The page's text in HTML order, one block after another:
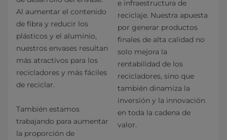
Al aumentar el contenido
de fibra y reducir los
plásticos y el aluminio,
nuestros envases resultan
más atractivos para los
recicladores y más fáciles
de reciclar.
También estamos
trabajando para aumentar
la proporción de
e infraestructura de
reciclaje. Nuestra apuesta
por generar productos
finales de alta calidad no
solo mejora la
rentabilidad de los
recicladores, sino que
también dinamiza la
inversión y la innovación
en toda la cadena de
valor.